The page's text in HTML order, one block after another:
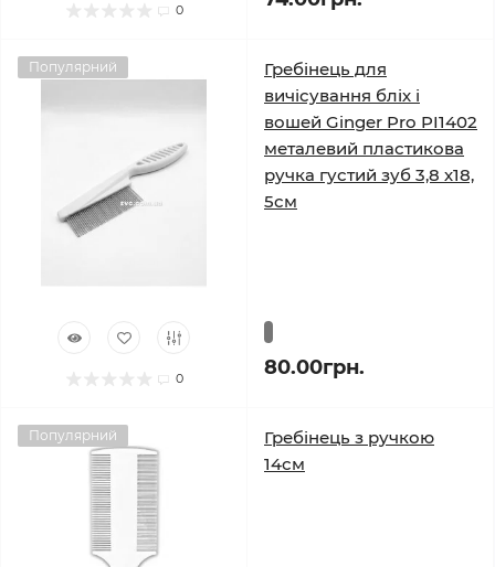
0
Популярний
0
Гребінець для
вичісування бліх і
вошей Ginger Pro PI1402
металевий пластикова
ручка густий зуб 3,8 х18,
5см
80.00грн.
Популярний
Гребінець з ручкою
14см